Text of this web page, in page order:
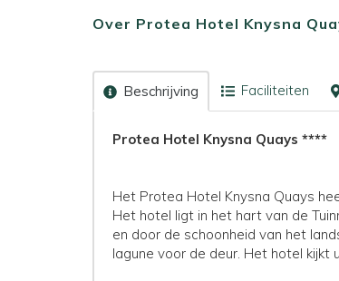
Over Protea Hotel Knysna
Beschrijving Faciliteiten
Protea Hotel Knysna Quays ****
Het Protea Hotel Knysna Quays
Het hotel ligt in het hart van de
en door de schoonheid van het
lagune voor de deur. Het hotel kijkt